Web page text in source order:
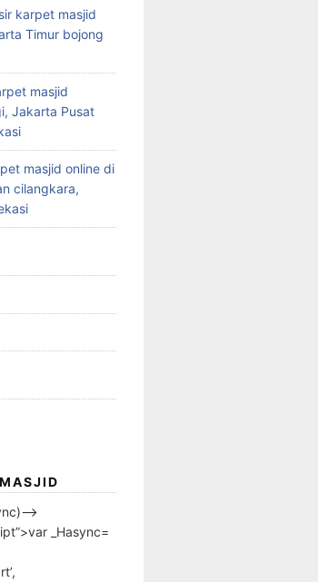
karpet masjid
Timur bojong
masjid
Jakarta Pusat
masjid online di
cilangkara,
_Hasync=